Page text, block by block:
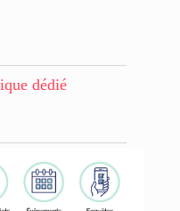
dédié